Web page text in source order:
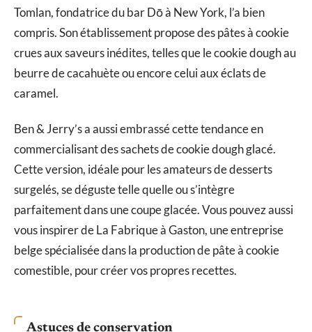
Tomlan, fondatrice du bar Dō à New York, l’a bien
compris. Son établissement propose des pâtes à cookie
crues aux saveurs inédites, telles que le cookie dough au
beurre de cacahuète ou encore celui aux éclats de
caramel.
Ben & Jerry’s a aussi embrassé cette tendance en
commercialisant des sachets de cookie dough glacé.
Cette version, idéale pour les amateurs de desserts
surgelés, se déguste telle quelle ou s’intègre
parfaitement dans une coupe glacée. Vous pouvez aussi
vous inspirer de La Fabrique à Gaston, une entreprise
belge spécialisée dans la production de pâte à cookie
comestible, pour créer vos propres recettes.
Astuces de conservation